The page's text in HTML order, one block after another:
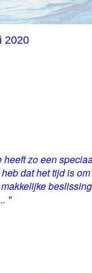
2020
zo een
dat het tijd is
"